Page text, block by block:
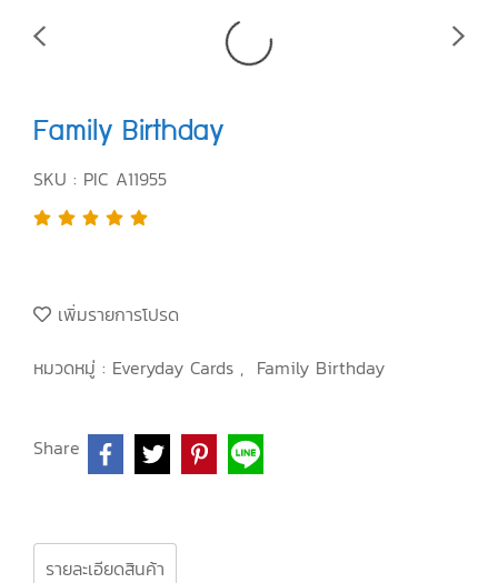
Family Birthday
SKU : PIC A11955
เพิ่มรายการโปรด
หมวดหมู่ : Everyday Cards , Family Birthday
Share
รายละเอียดสินค้า